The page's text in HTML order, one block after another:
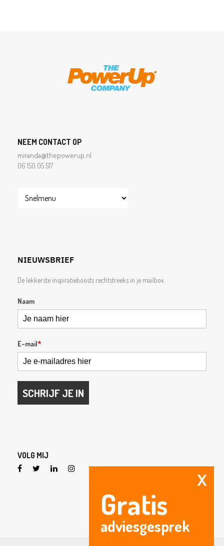
NEEM CONTACT OP
miranda@thepowerup.nl
06 150 05 517
NIEUWSBRIEF
De lekkerste inspiratieboosts rechtstreeks in je mailbox.
Naam
E-mail*
SCHRIJF JE IN
VOLG MIJ
Gratis
X
adviesgesprek